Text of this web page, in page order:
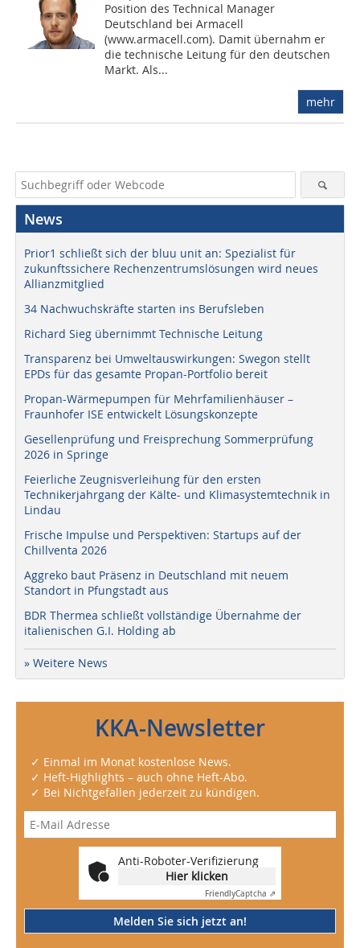
Position des Technical Manager
Deutschland bei Armacell
(www.armacell.com). Damit übernahm er
die technische Leitung für den deutschen
Markt. Als...
mehr
News
Prior1 schließt sich der bluu unit an: Spezialist für
zukunftssichere Rechenzentrumslösungen wird neues
Allianzmitglied
34 Nachwuchskräfte starten ins Berufsleben
Richard Sieg übernimmt Technische Leitung
Transparenz bei Umweltauswirkungen: Swegon stellt
EPDs für das gesamte Propan-Portfolio bereit
Propan-Wärmepumpen für Mehrfamilienhäuser –
Fraunhofer ISE entwickelt Lösungskonzepte
Gesellenprüfung und Freisprechung Sommerprüfung
2026 in Springe
Feierliche Zeugnisverleihung für den ersten
Technikerjahrgang der Kälte- und Klimasystemtechnik in
Lindau
Frische Impulse und Perspektiven: Startups auf der
Chillventa 2026
Aggreko baut Präsenz in Deutschland mit neuem
Standort in Pfungstadt aus
BDR Thermea schließt vollständige Übernahme der
italienischen G.I. Holding ab
» Weitere News
KKA-Newsletter
✓ Einmal im Monat kostenlose News.
✓ Heft-Highlights – auch ohne Heft-Abo.
✓ Bei Nichtgefallen jederzeit zu kündigen.
Anti-Roboter-Verifizierung
Hier klicken
FriendlyCaptcha ⇗
Melden Sie sich jetzt an!